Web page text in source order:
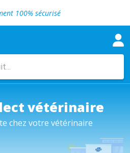
100% sécurisé
en clinique vétérinaire
croquettes vétérinaire
en clinique vétérinaire
gratuit en clinique
vétérinaire
chez votre vétérinaire